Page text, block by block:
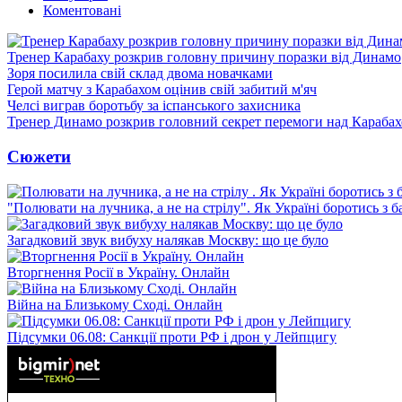
Коментовані
Тренер Карабаху розкрив головну причину поразки від Динамо
Зоря посилила свій склад двома новачками
Герой матчу з Карабахом оцінив свій забитий м'яч
Челсі виграв боротьбу за іспанського захисника
Тренер Динамо розкрив головний секрет перемоги над
Сюжети
"Полювати на лучника, а не на стрілу". Як Україні боротись з
Загадковий звук вибуху налякав Москву: що це було
Вторгнення Росії в Україну. Онлайн
Війна на Близькому Сході. Онлайн
Підсумки 06.08: Санкції проти РФ і дрон у Лейпцигу